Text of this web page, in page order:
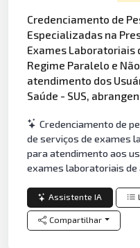
Credenciamento de
Especializadas na
Exames Laboratoriais
Regime Paralelo e
atendimento dos
Saúde - SUS,
Credenciamento de
de serviços de exames
para atendimento aos
exames laboratoriais de
Assistente IA
Compartilhar